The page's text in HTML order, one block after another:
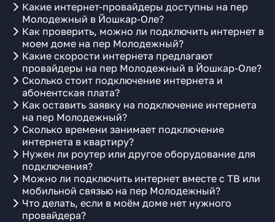
Какие интернет-провайдеры доступны на пер
Молодежный в Йошкар-Оле?
Как проверить, можно ли подключить интернет в
моем доме на пер Молодежный?
Какие скорости интернета предлагают
провайдеры на пер Молодежный в Йошкар-Оле?
Сколько стоит подключение интернета и
абонентская плата?
Как оставить заявку на подключение интернета
на пер Молодежный?
Сколько времени занимает подключение
интернета в квартиру?
Нужен ли роутер или другое оборудование для
подключения?
Можно ли подключить интернет вместе с ТВ или
мобильной связью на пер Молодежный?
Что делать, если в моём доме нет нужного
провайдера?